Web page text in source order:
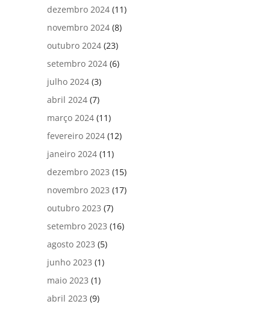
dezembro 2024 (11)
novembro 2024 (8)
outubro 2024 (23)
setembro 2024 (6)
julho 2024 (3)
abril 2024 (7)
março 2024 (11)
fevereiro 2024 (12)
janeiro 2024 (11)
dezembro 2023 (15)
novembro 2023 (17)
outubro 2023 (7)
setembro 2023 (16)
agosto 2023 (5)
junho 2023 (1)
maio 2023 (1)
abril 2023 (9)